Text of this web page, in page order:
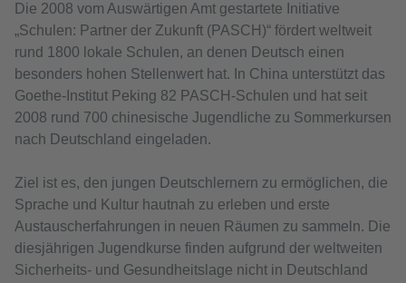
Die 2008 vom Auswärtigen Amt gestartete Initiative
„Schulen: Partner der Zukunft (PASCH)“ fördert weltweit
rund 1800 lokale Schulen, an denen Deutsch einen
besonders hohen Stellenwert hat. In China unterstützt das
Goethe-Institut Peking 82 PASCH-Schulen und hat seit
2008 rund 700 chinesische Jugendliche zu Sommerkursen
nach Deutschland eingeladen.
Ziel ist es, den jungen Deutschlernern zu ermöglichen, die
Sprache und Kultur hautnah zu erleben und erste
Austauscherfahrungen in neuen Räumen zu sammeln. Die
diesjährigen Jugendkurse finden aufgrund der weltweiten
Sicherheits- und Gesundheitslage nicht in Deutschland